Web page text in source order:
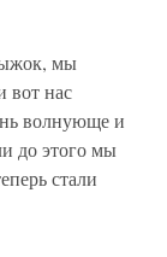
мы
вот нас
волнующе и
до этого мы
стали